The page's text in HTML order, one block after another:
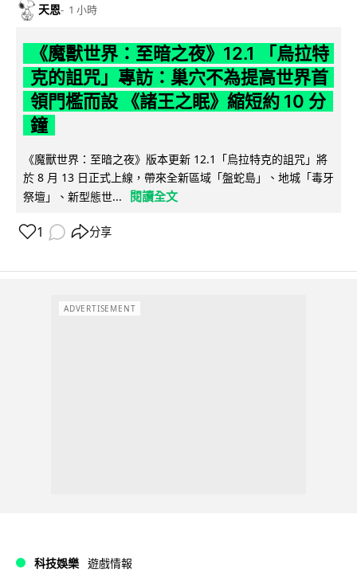
天恩 1 小時
《魔獸世界：至暗之夜》12.1 「烏拉特
克的詛咒」專訪：巢穴不為提高世界首
領門檻而設 《諸王之眠》縮短約 10 分
鐘
《魔獸世界：至暗之夜》版本更新 12.1「烏拉特克的詛咒」將
於 8 月 13 日正式上線，帶來全新區域「盤蛇島」、地城「毒牙
祭壇」、新型態世...
閱讀全文
1 分享
ADVERTISEMENT
科技娛樂 遊戲情報